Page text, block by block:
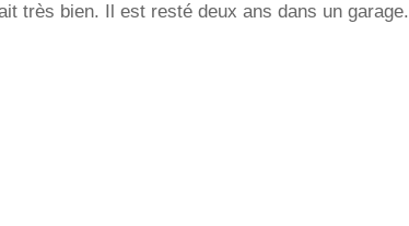
très bien. Il est resté deux ans dans un garage.